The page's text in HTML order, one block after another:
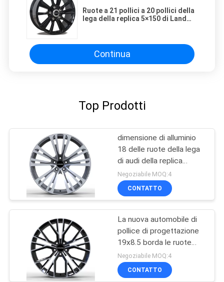
Ruote a 21 pollici a 20 pollici della
lega della replica 5×150 di Land
Continua
Top Prodotti
dimensione di alluminio
18 delle ruote della lega
di audi della replica
dell'automobile di
5x114.3 5x120 19 20
Negoziabile MOQ:4
CONTATTO
La nuova automobile di
pollice di progettazione
19x8.5 borda le ruote
della lega di mercato
degli accessori di audi
della replica di PCD
Negoziabile MOQ:4
CONTATTO